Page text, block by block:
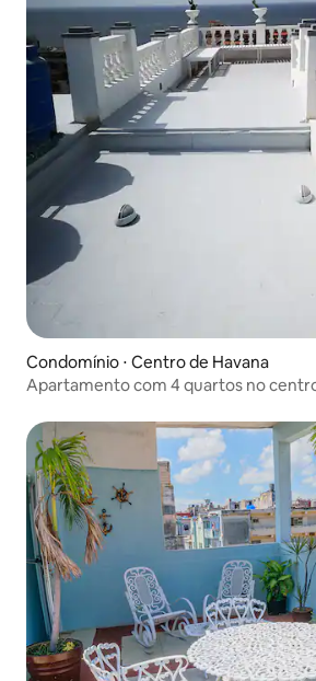
Condomínio ⋅ Centro de Havana
Apartamento com 4 quartos no